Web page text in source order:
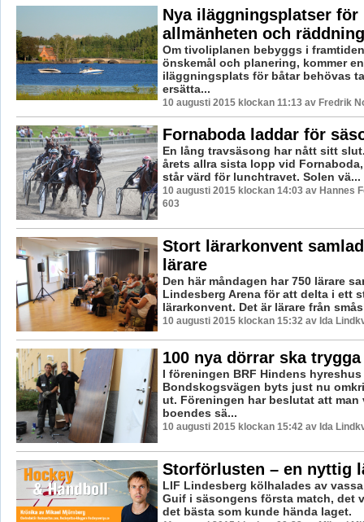
Nya iläggningsplatser för
allmänheten och
Om tivoliplanen bebyggs i
önskemål och planering, kommer
iläggningsplats för båtar behövas
ersätta...
10 augusti 2015 klockan 11:13 av Fredrik
Fornaboda laddar för
En lång travsäsong har nått sitt
årets allra sista lopp vid
står värd för lunchtravet. Solen vä...
10 augusti 2015 klockan 14:03 av Hannes
603
Stort lärarkonvent
lärare
Den här måndagen har 750 lärare
Lindesberg Arena för att delta i ett
lärarkonvent. Det är lärare från
10 augusti 2015 klockan 15:32 av Ida
100 nya dörrar ska
I föreningen BRF Hindens hyreshus
Bondskogsvägen byts just nu
ut. Föreningen har beslutat att man
boendes sä...
10 augusti 2015 klockan 15:42 av Ida
Storförlusten – en nyttig
LIF Lindesberg kölhalades av
Guif i säsongens första match, det
det bästa som kunde hända laget.